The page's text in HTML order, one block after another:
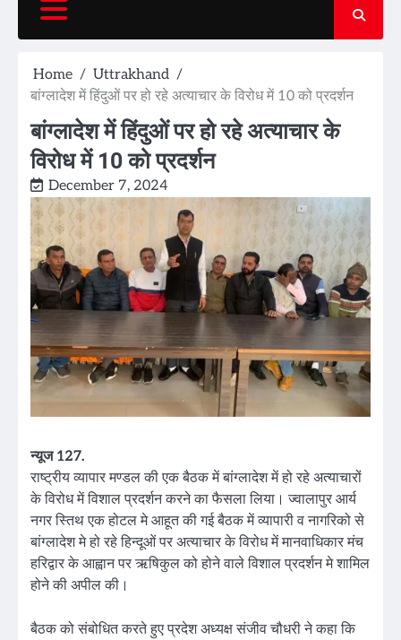
Home
Uttrakhand
बांग्लादेश में हिंदुओं पर हो रहे अत्याचार के विरोध में 10 को प्रदर्शन
बांग्लादेश में हिंदुओं पर हो रहे अत्याचार के
विरोध में 10 को प्रदर्शन
December 7, 2024
न्यूज 127.
राष्ट्रीय व्यापार मण्डल की एक बैठक में बांग्लादेश में हो रहे अत्याचारों
के विरोध में विशाल प्रदर्शन करने का फैसला लिया। ज्वालापुर आर्य
नगर स्तिथ एक होटल मे आहूत की गई बैठक में व्यापारी व नागरिको से
बांग्लादेश मे हो रहे हिन्दूओं पर अत्याचार के विरोध में मानवाधिकार मंच
हरिद्वार के आह्वान पर ऋषिकुल को होने वाले विशाल प्रदर्शन मे शामिल
होने की अपील की।
बैठक को संबोधित करते हुए प्रदेश अध्यक्ष संजीव चौधरी ने कहा कि